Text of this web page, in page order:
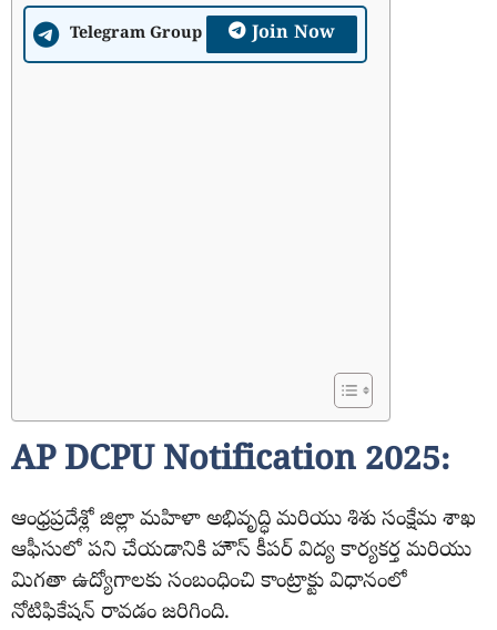
Telegram Group Join Now
AP DCPU Notification 2025:
ఆంధ్రప్రదేశ్లో జిల్లా మహిళా అభివృద్ధి మరియు శిశు సంక్షేమ శాఖ
ఆఫీసులో పని చేయడానికి హౌస్ కీపర్ విద్య కార్యకర్త మరియు
మిగతా ఉద్యోగాలకు సంబంధించి కాంట్రాక్టు విధానంలో
నోటిఫికేషన్ రావడం జరిగింది.